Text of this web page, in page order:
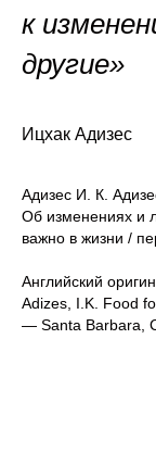
к
другие»
Ицхак Адизес
Адизес И. К.
Об изменениях и
важно в жизни /
Английский
Adizes, I.K. Food
— Santa Barbara,